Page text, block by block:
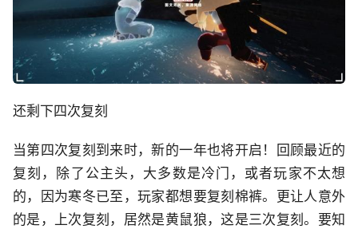
还剩下四次复刻
当第四次复刻到来时，新的一年也将开启！回顾最近的
复刻，除了公主头，大多数是冷门，或者玩家不太想
的，因为寒冬已至，玩家都想要复刻棉裤。更让人意外
的是，上次复刻，居然是黄鼠狼，这是三次复刻。要知